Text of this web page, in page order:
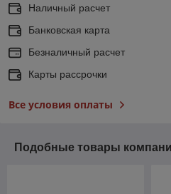
Наличный расчет
Банковская карта
Безналичный расчет
Карты рассрочки
Все условия оплаты
Подобные товары